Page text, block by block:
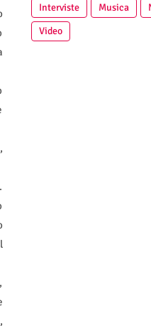
Interviste
Musica
Video